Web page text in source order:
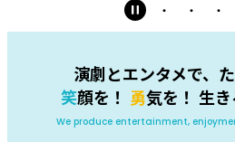
・ ・ ・
演劇とエンタメで、
笑顔を！ 勇気を！ 生き
We produce entertainment,